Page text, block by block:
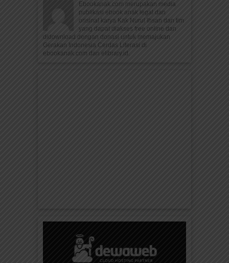
Ebookanak.com merupakan media
publikasi ebook anak legal dan
orisinal karya Kak Nurul Ihsan dan tim
yang dapat diakses free online dan
didownload dengan donasi untuk memajukan
Gerakan Indonesia Cerdas Literasi di
ebookanak.com dan elibrary.id.